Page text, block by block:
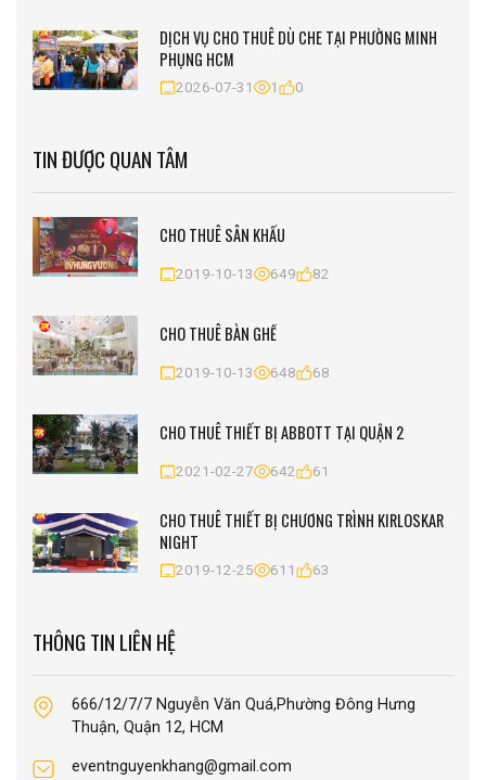
DỊCH VỤ CHO THUÊ DÙ CHE TẠI PHƯỜNG MINH
PHỤNG HCM
2026-07-31 1 0
TIN ĐƯỢC QUAN TÂM
CHO THUÊ SÂN KHẤU
2019-10-13 649 82
CHO THUÊ BÀN GHẾ
2019-10-13 648 68
CHO THUÊ THIẾT BỊ ABBOTT TẠI QUẬN 2
2021-02-27 642 61
CHO THUÊ THIẾT BỊ CHƯƠNG TRÌNH KIRLOSKAR
NIGHT
2019-12-25 611 63
THÔNG TIN LIÊN HỆ
666/12/7/7 Nguyễn Văn Quá,Phường Đông Hưng
Thuận, Quận 12, HCM
eventnguyenkhang@gmail.com